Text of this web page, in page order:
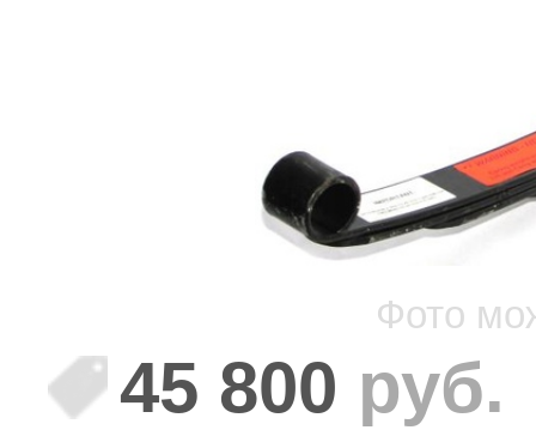
45 800 руб.
Фото